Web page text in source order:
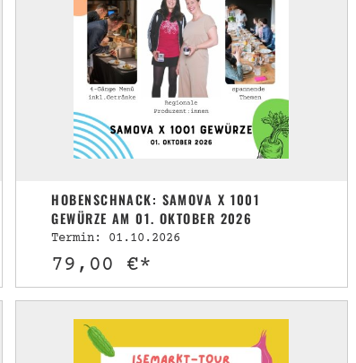
HOBENSCHNACK: SAMOVA X 1001
GEWÜRZE AM 01. OKTOBER 2026
Termin: 01.10.2026
79,00 €*